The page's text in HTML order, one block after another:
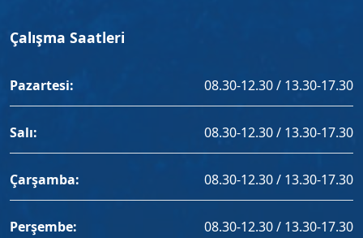
Çalışma Saatleri
Pazartesi: 08.30-12.30 / 13.30-17.30
Salı: 08.30-12.30 / 13.30-17.30
Çarşamba: 08.30-12.30 / 13.30-17.30
Perşembe: 08.30-12.30 / 13.30-17.30